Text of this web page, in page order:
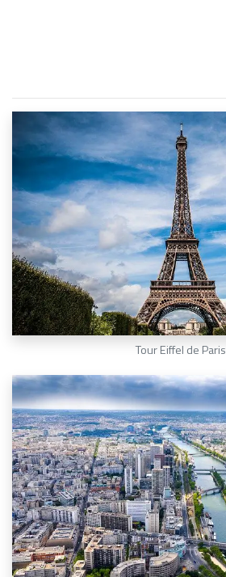
Tour Eiffel de Paris